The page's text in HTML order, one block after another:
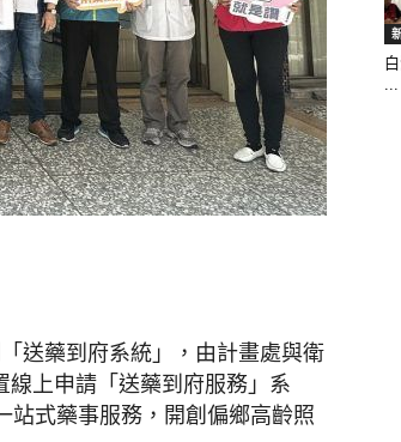
新
網
送藥到府系統」，由計畫處與衛
上申請「送藥到府服務」系
站式藥事服務，開創偏鄉高齡照
...